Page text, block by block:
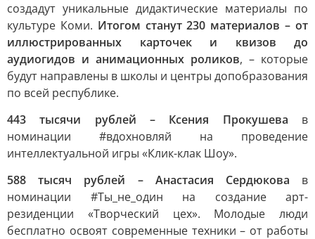
создадут уникальные дидактические материалы по
культуре Коми. Итогом станут 230 материалов – от
иллюстрированных карточек и квизов до
аудиогидов и анимационных роликов, – которые
будут направлены в школы и центры допобразования
по всей республике.
443 тысячи рублей – Ксения Прокушева в
номинации #вдохновляй на проведение
интеллектуальной игры «Клик-клак Шоу».
588 тысяч рублей – Анастасия Сердюкова в
номинации #Ты_не_один на создание арт-
резиденции «Творческий цех». Молодые люди
бесплатно освоят современные техники – от работы